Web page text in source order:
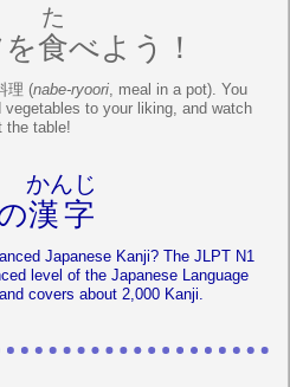
食
た
べよう！
理 (nabe-ryoori, meal in a pot). You
vegetables to your liking, and watch
the table!
漢字
かんじ
Japanese Kanji? The JLPT N1
level of the Japanese Language
covers about 2,000 Kanji.